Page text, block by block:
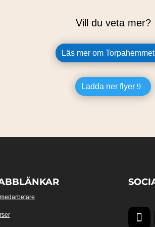
Vill du veta mer?
Läs mer om Torpahemmet
Ladda ner flyer